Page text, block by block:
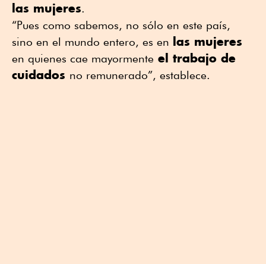
las mujeres.
“Pues como sabemos, no sólo en este país,
sino en el mundo entero, es en las mujeres
en quienes cae mayormente el trabajo de
cuidados no remunerado”, establece.